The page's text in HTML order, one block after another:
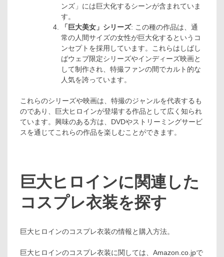
ンズ」には巨大化するシーンが含まれていま
す。
「巨大美女」シリーズ: この種の作品は、通
常の人間サイズの女性が巨大化するというコ
ンセプトを採用しています。これらはしばし
ばウェブ限定シリーズやインディーズ映画と
して制作され、特撮ファンの間でカルト的な
人気を誇っています。
これらのシリーズや映画は、特撮のジャンルを代表するも
のであり、巨大ヒロインが登場する作品として広く知られ
ています。興味のある方は、DVDやストリーミングサービ
スを通じてこれらの作品を楽しむことができます。
巨大ヒロインに関連した
コスプレ衣装を探す
巨大ヒロインのコスプレ衣装の情報と購入方法。
巨大ヒロインのコスプレ衣装に関しては、Amazon.co.jpで